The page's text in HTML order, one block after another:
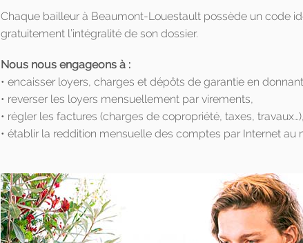
Chaque bailleur à Beaumont-Louestault possède un code
gratuitement l’intégralité de son dossier.
Nous nous engageons à :
• encaisser loyers, charges et dépôts de garantie en
• reverser les loyers mensuellement par virements,
• régler les factures (charges de copropriété, taxes, travaux…),
• établir la reddition mensuelle des comptes par Internet au